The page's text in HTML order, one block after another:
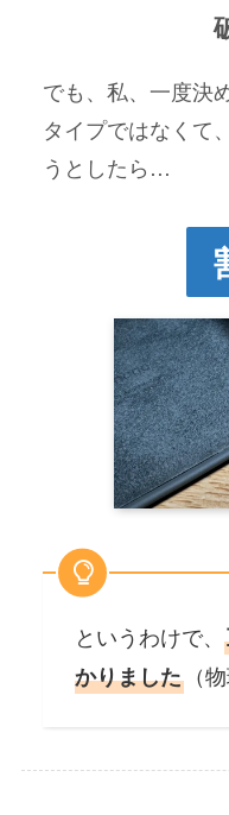
でも、私、一度決
タイプではなくて
うとしたら…
というわけで、
かりました（物